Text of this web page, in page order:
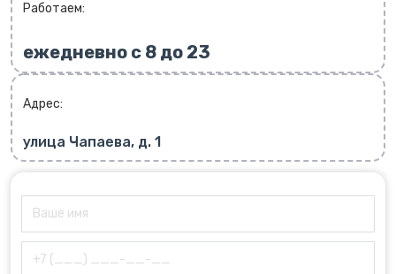
Работаем:
ежедневно с 8 до 23
Адрес:
улица Чапаева, д. 1